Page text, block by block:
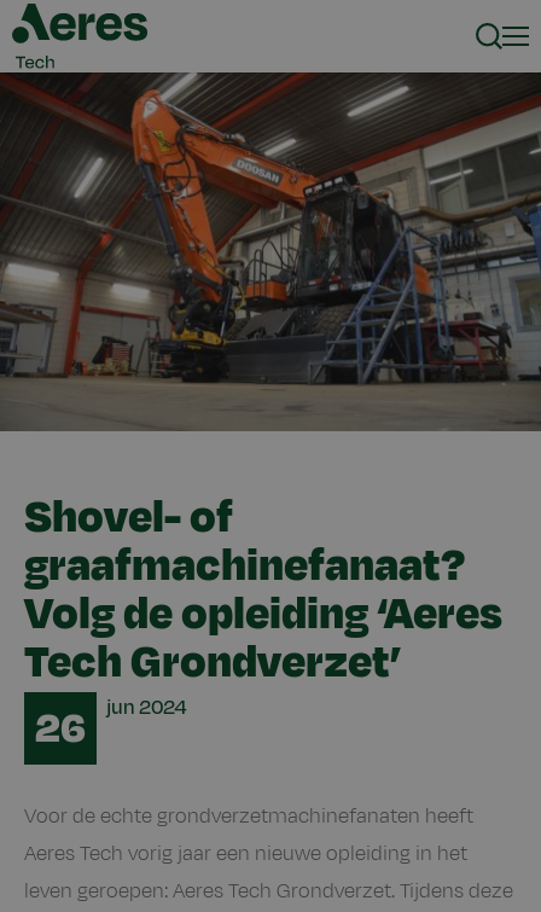
Shovel- of
graafmachinefanaat?
Volg de opleiding ‘Aeres
Tech Grondverzet’
26 jun2024
Voor de echte grondverzetmachinefanaten heeft
Aeres Tech vorig jaar een nieuwe opleiding in het
leven geroepen: Aeres Tech Grondverzet. Tijdens deze